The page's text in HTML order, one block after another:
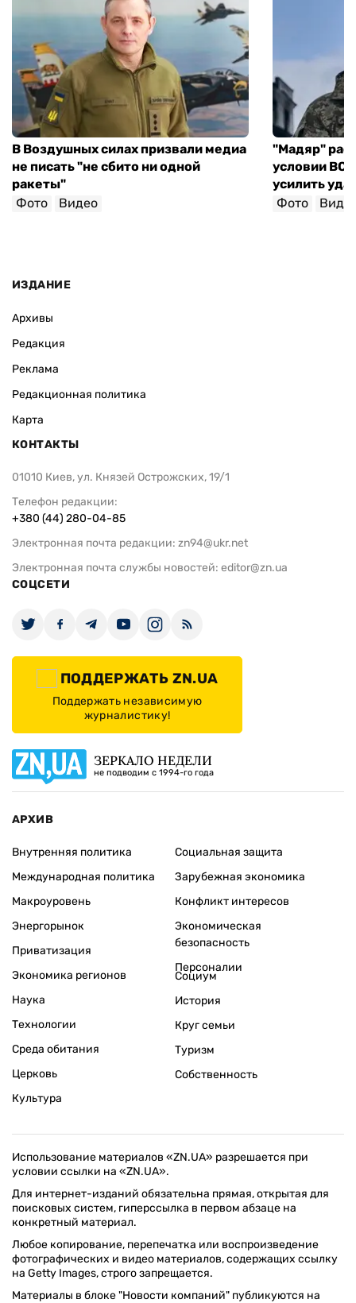
В Воздушных силах призвали медиа
не писать "не сбито ни одной
ракеты"
Фото
Видео
"Мадяр"
условии
усилить
Фото
ИЗДАНИЕ
Архивы
Редакция
Реклама
Редакционная политика
Карта
КОНТАКТЫ
01010 Киев, ул. Князей Острожских, 19/1
Телефон редакции:
+380 (44) 280-04-85
Электронная почта редакции: zn94@ukr.net
Электронная почта службы новостей: editor@zn.ua
СОЦСЕТИ
ПОДДЕРЖАТЬ ZN.UA
Поддержать независимую
журналистику!
ЗЕРКАЛО НЕДЕЛИ
не подводим с 1994-го года
АРХИВ
Внутренняя политика
Международная политика
Макроуровень
Энергорынок
Приватизация
Экономика регионов
Социальная защита
Зарубежная экономика
Конфликт интересов
Экономическая
безопасность
Персоналии
Наука
Технологии
Среда обитания
Церковь
Культура
Социум
История
Круг семьи
Туризм
Собственность
Использование материалов «ZN.UA» разрешается при
условии ссылки на «ZN.UA».
Для интернет-изданий обязательна прямая, открытая для
поисковых систем, гиперссылка в первом абзаце на
конкретный материал.
Любое копирование, перепечатка или воспроизведение
фотографических и видео материалов, содержащих ссылку
на Getty Images, строго запрещается.
Материалы в блоке "Новости компаний" публикуются на